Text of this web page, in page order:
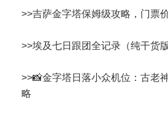
>>吉萨金字塔保姆级攻略，门票
>>埃及七日跟团全记录（纯干
>>📸金字塔日落小众机位：古老
略